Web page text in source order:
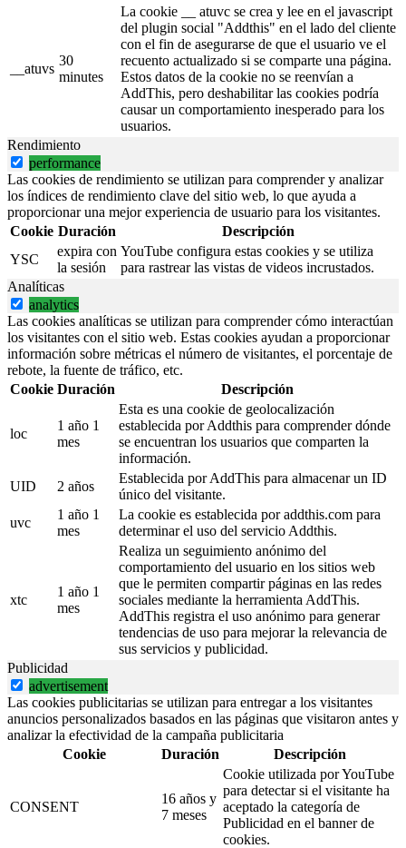
__atuvs
30
minutes
La cookie __ atuvc se crea y lee en el javascript
del plugin social "Addthis" en el lado del cliente
con el fin de asegurarse de que el usuario ve el
recuento actualizado si se comparte una página.
Estos datos de la cookie no se reenvían a
AddThis, pero deshabilitar las cookies podría
causar un comportamiento inesperado para los
usuarios.
Rendimiento
performance
Las cookies de rendimiento se utilizan para comprender y analizar
los índices de rendimiento clave del sitio web, lo que ayuda a
proporcionar una mejor experiencia de usuario para los visitantes.
Cookie Duración
Descripción
YSC
expira con
la sesión
YouTube configura estas cookies y se utiliza
para rastrear las vistas de videos incrustados.
Analíticas
analytics
Las cookies analíticas se utilizan para comprender cómo interactúan
los visitantes con el sitio web. Estas cookies ayudan a proporcionar
información sobre métricas el número de visitantes, el porcentaje de
rebote, la fuente de tráfico, etc.
Cookie Duración Descripción
loc
1 año 1
mes
Esta es una cookie de geolocalización
establecida por Addthis para comprender dónde
se encuentran los usuarios que comparten la
información.
UID
2 años
Establecida por AddThis para almacenar un ID
único del visitante.
uvc
1 año 1
mes
La cookie es establecida por addthis.com para
determinar el uso del servicio Addthis.
xtc
1 año 1
mes
Realiza un seguimiento anónimo del
comportamiento del usuario en los sitios web
que le permiten compartir páginas en las redes
sociales mediante la herramienta AddThis.
AddThis registra el uso anónimo para generar
tendencias de uso para mejorar la relevancia de
sus servicios y publicidad.
Publicidad
advertisement
Las cookies publicitarias se utilizan para entregar a los visitantes
anuncios personalizados basados en las páginas que visitaron antes y
analizar la efectividad de la campaña publicitaria
Cookie
Duración Descripción
CONSENT
16 años y
7 meses
Cookie utilizada por YouTube
para detectar si el visitante ha
aceptado la categoría de
Publicidad en el banner de
cookies.